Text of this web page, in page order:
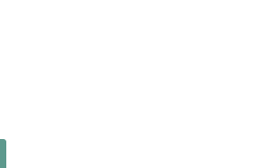
Alternative: